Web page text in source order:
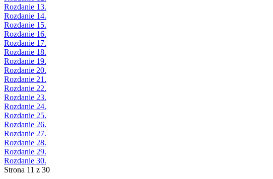
Rozdanie 13.
Rozdanie 14.
Rozdanie 15.
Rozdanie 16.
Rozdanie 17.
Rozdanie 18.
Rozdanie 19.
Rozdanie 20.
Rozdanie 21.
Rozdanie 22.
Rozdanie 23.
Rozdanie 24.
Rozdanie 25.
Rozdanie 26.
Rozdanie 27.
Rozdanie 28.
Rozdanie 29.
Rozdanie 30.
Strona 11 z 30